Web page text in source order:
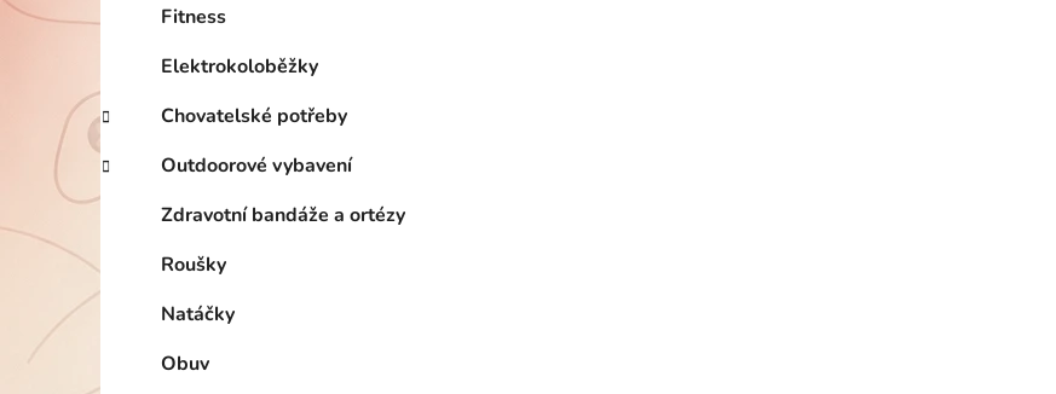
Fitness
Elektrokoloběžky
Chovatelské potřeby
Outdoorové vybavení
Zdravotní bandáže a ortézy
Roušky
Natáčky
Obuv